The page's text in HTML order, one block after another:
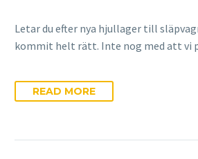
Letar du efter nya hjullager till
kommit helt rätt. Inte nog med att vi
READ MORE